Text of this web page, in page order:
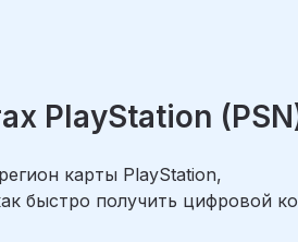
PlayStation
карты PlayStation,
быстро получить цифровой